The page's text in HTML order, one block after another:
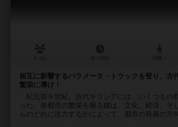
相互に影響するパラメータ・トラックを登り、古
繁栄に導け！
紀元前９世紀。古代ギリシアには、いくつもの
った。各都市の繁栄を握る鍵は、文化、経済、そ
らのどれに注力するかによって、都市の発展の方